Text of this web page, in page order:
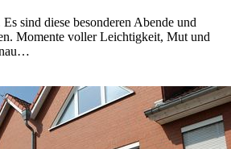
sind diese besonderen Abende und
Momente voller Leichtigkeit, Mut und